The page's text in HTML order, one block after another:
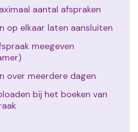
aantal afspraken
op elkaar laten aansluiten
meegeven
over meerdere dagen
bij het boeken van